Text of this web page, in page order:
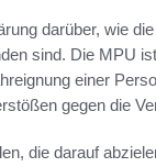
darüber, wie die
sind. Die MPU
einer
gegen die
die darauf